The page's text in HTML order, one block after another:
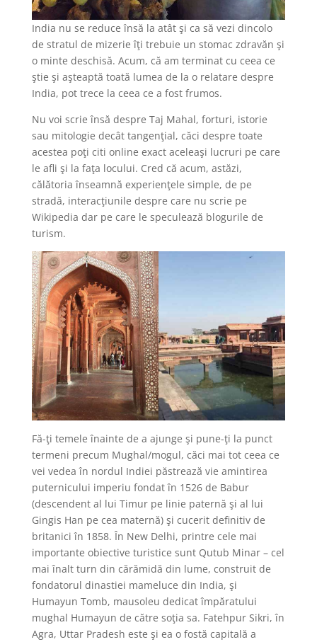
India nu se reduce însă la atât şi ca să vezi dincolo
de stratul de mizerie îţi trebuie un stomac zdravăn şi
o minte deschisă. Acum, că am terminat cu ceea ce
ştie şi aşteaptă toată lumea de la o relatare despre
India, pot trece la ceea ce a fost frumos.
Nu voi scrie însă despre Taj Mahal, forturi, istorie
sau mitologie decât tangenţial, căci despre toate
acestea poţi citi online exact aceleaşi lucruri pe care
le afli şi la faţa locului. Cred că acum, astăzi,
călătoria înseamnă experienţele simple, de pe
stradă, interacţiunile despre care nu scrie pe
Wikipedia dar pe care le speculează blogurile de
turism.
Fă-ţi temele înainte de a ajunge şi pune-ţi la punct
termeni precum Mughal/mogul, căci mai tot ceea ce
vei vedea în nordul Indiei păstrează vie amintirea
puternicului imperiu fondat în 1526 de Babur
(descendent al lui Timur pe linie paternă şi al lui
Gingis Han pe cea maternă) şi cucerit definitiv de
britanici în 1858. În New Delhi, printre cele mai
importante obiective turistice sunt Qutub Minar – cel
mai înalt turn din cărămidă din lume, construit de
fondatorul dinastiei mameluce din India, şi
Humayun Tomb, mausoleu dedicat împăratului
mughal Humayun de către soţia sa. Fatehpur Sikri, în
Agra, Uttar Pradesh este şi ea o fostă capitală a